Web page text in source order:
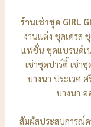
ร้านเช่าชุด GIRL
งานแต่ง ชุดเดรส
แฟชั่น ชุดแบรนด์เน
เช่าชุดปาร์ตี้ เช่า
บางนา ประเวศ
บางนา อ
สัมผัสประสบการณ์ค